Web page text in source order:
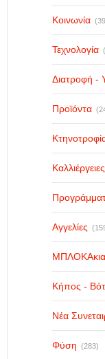
Κοινωνία
Τεχνολογία
Διατροφή -
Προϊόντα
Καλλιέργειες
Αγγελίες
ΜΠΛΟΚΑκια
Κήπος -
Νέα
Φύση (283)